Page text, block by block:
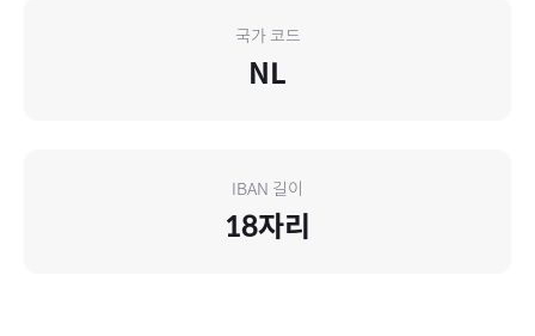
국가 코드
NL
IBAN 길이
18자리